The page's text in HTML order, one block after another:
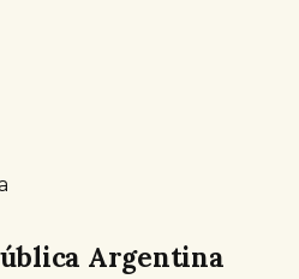
Argentina